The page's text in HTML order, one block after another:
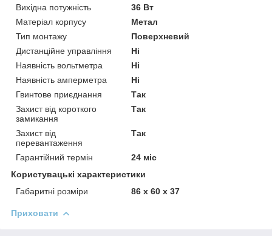
Вихідна потужність
36 Вт
Матеріал корпусу
Метал
Тип монтажу
Поверхневий
Дистанційне управління
Ні
Наявність вольтметра
Ні
Наявність амперметра
Ні
Гвинтове приєднання
Так
Захист від короткого
замикання
Так
Захист від
перевантаження
Так
Гарантійний термін
24 міс
Користувацькі характеристики
Габаритні розміри
86 х 60 х 37
Приховати